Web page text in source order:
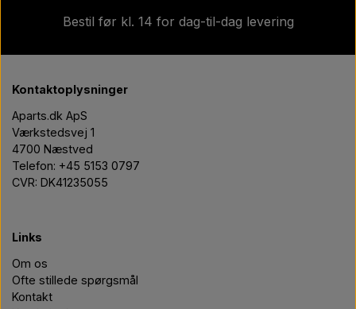
Bestil før kl. 14 for dag-til-dag levering
Kontaktoplysninger
Aparts.dk ApS
Værkstedsvej 1
4700 Næstved
Telefon: +45 5153 0797
CVR: DK41235055
Links
Om os
Ofte stillede spørgsmål
Kontakt